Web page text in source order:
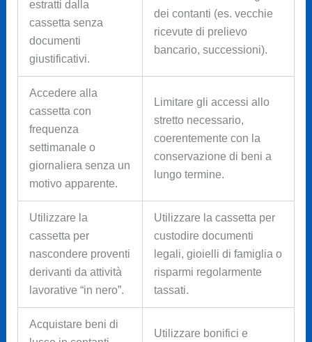
estratti dalla
cassetta senza
documenti
giustificativi.
dei contanti (es. vecchie
ricevute di prelievo
bancario, successioni).
Accedere alla
cassetta con
frequenza
settimanale o
giornaliera senza un
motivo apparente.
Limitare gli accessi allo
stretto necessario,
coerentemente con la
conservazione di beni a
lungo termine.
Utilizzare la
cassetta per
nascondere proventi
derivanti da attività
lavorative “in nero”.
Utilizzare la cassetta per
custodire documenti
legali, gioielli di famiglia o
risparmi regolarmente
tassati.
Acquistare beni di
Utilizzare bonifici e